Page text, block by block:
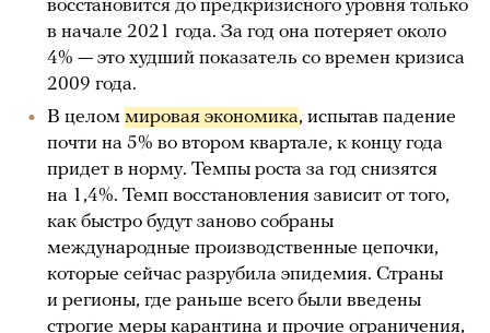
восстановится до предкризисного уровня только
в начале 2021 года. За год она потеряет около
4% — это худший показатель со времен кризиса
2009 года.
В целом мировая экономика, испытав падение
почти на 5% во втором квартале, к концу года
придет в норму. Темпы роста за год снизятся
на 1,4%. Темп восстановления зависит от того,
как быстро будут заново собраны
международные производственные цепочки,
которые сейчас разрубила эпидемия. Страны
и регионы, где раньше всего были введены
строгие меры карантина и прочие ограничения,